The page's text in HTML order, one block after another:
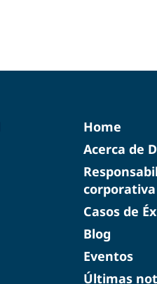
Home
Acerca de
corporativa
Casos de
Blog
Eventos
Últimas